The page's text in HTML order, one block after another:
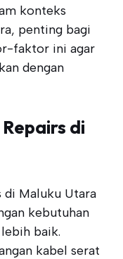
konteks
penting bagi
faktor ini agar
dengan
di
di Maluku Utara
kebutuhan
baik.
kabel serat